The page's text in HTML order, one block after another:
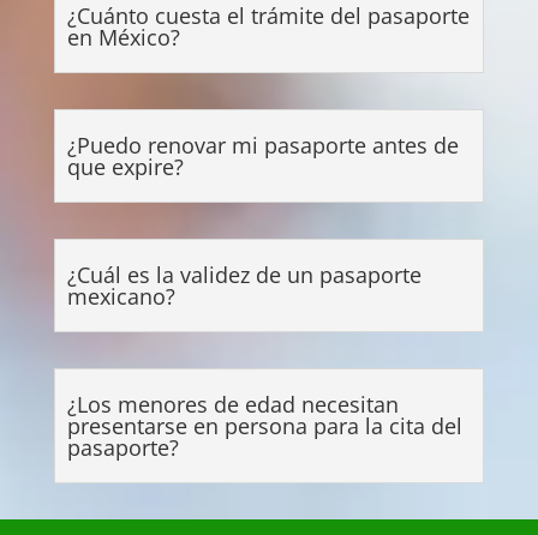
¿Cuánto cuesta el trámite del pasaporte
en México?
¿Puedo renovar mi pasaporte antes de
que expire?
¿Cuál es la validez de un pasaporte
mexicano?
¿Los menores de edad necesitan
presentarse en persona para la cita del
pasaporte?